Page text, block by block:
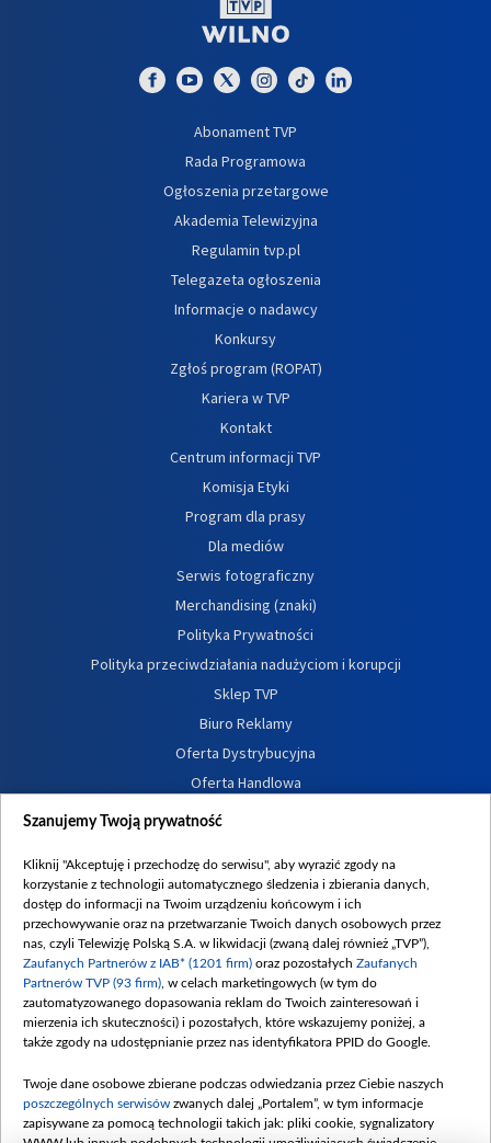
Abonament TVP
Rada Programowa
Ogłoszenia przetargowe
Akademia Telewizyjna
Regulamin tvp.pl
Telegazeta ogłoszenia
Informacje o nadawcy
Konkursy
Zgłoś program (ROPAT)
Kariera w TVP
Kontakt
Centrum informacji TVP
Komisja Etyki
Program dla prasy
Dla mediów
Serwis fotograficzny
Merchandising (znaki)
Polityka Prywatności
Polityka przeciwdziałania nadużyciom i korupcji
Sklep TVP
Biuro Reklamy
Oferta Dystrybucyjna
Oferta Handlowa
Dostępność
Procedura zgłoszeń wewnętrznych
Szanujemy Twoją prywatność
Kliknij "Akceptuję i przechodzę do serwisu", aby wyrazić zgody na
korzystanie z technologii automatycznego śledzenia i zbierania danych,
dostęp do informacji na Twoim urządzeniu końcowym i ich
przechowywanie oraz na przetwarzanie Twoich danych osobowych przez
nas, czyli Telewizję Polską S.A. w likwidacji (zwaną dalej również „TVP”),
Zaufanych Partnerów z IAB* (1201 firm) oraz pozostałych Zaufanych
Partnerów TVP (93 firm) , w celach marketingowych (w tym do
zautomatyzowanego dopasowania reklam do Twoich zainteresowań i
mierzenia ich skuteczności) i pozostałych, które wskazujemy poniżej, a
także zgody na udostępnianie przez nas identyfikatora PPID do Google.
Twoje dane osobowe zbierane podczas odwiedzania przez Ciebie naszych
poszczególnych serwisów zwanych dalej „Portalem”, w tym informacje
zapisywane za pomocą technologii takich jak: pliki cookie, sygnalizatory